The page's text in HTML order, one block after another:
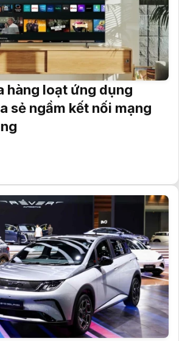
hàng loạt ứng dụng
sẻ ngầm kết nối mạng